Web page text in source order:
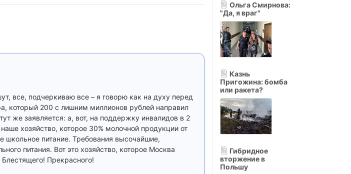
все, подчеркиваю все – я говорю как на духу перед
который 200 с лишним миллионов рублей направил
же заявляется: а, вот, на поддержку инвалидов в 2
хозяйство, которое 30% молочной продукции от
школьное питание. Требования высочайшие,
питания. Вот это хозяйство, которое Москва
Прекрасного!
Ольга Смирнова:
"Да, я враг"
Казнь
Пригожина: бомба
или ракета?
Гибридное
вторжение в
Польшу